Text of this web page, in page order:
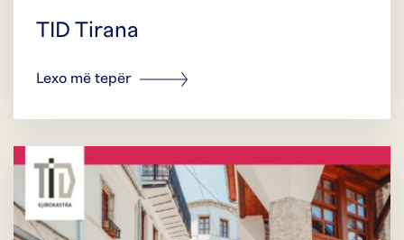
TID Tirana
Lexo më tepër